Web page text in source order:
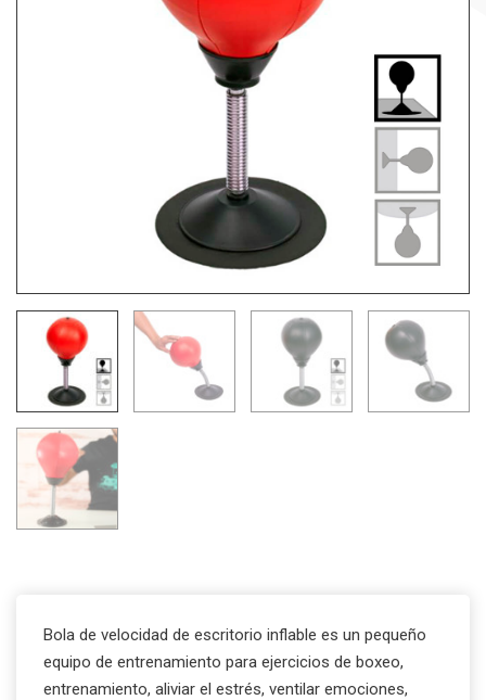
Bola de velocidad de escritorio inflable es un pequeño
equipo de entrenamiento para ejercicios de boxeo,
entrenamiento, aliviar el estrés, ventilar emociones,